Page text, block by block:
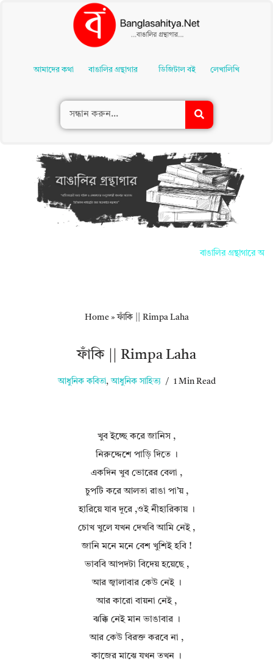
Contentআমাদের কথা বাঙালির গ্রন্থাগার ডিজিটাল বই লেখালিখি
বাঙালির গ্রন্থাগারে
Home»ফাঁকি || Rimpa Laha
ফাঁকি || Rimpa Laha
আধুনিক কবিতা, আধুনিক সাহিত্য 1 Min Read
খুব ইচ্ছে করে জানিস ,
নিরুদ্দেশে পাড়ি দিতে ।
একদিন খুব ভোরের বেলা ,
চুপটি করে আলতা রাঙা পা’য় ,
হারিয়ে যাব দূরে ,ওই নীহারিকায় ।
চোখ খুলে যখন দেখবি আমি নেই ,
জানি মনে মনে বেশ খুশিই হবি !
ভাববি আপদটা বিদেয় হয়েছে ,
আর জ্বালাবার কেউ নেই ।
আর কারো বায়না নেই ,
ঝক্কি নেই মান ভাঙাবার ।
আর কেউ বিরক্ত করবে না ,
কাজের মাঝে যখন তখন ।